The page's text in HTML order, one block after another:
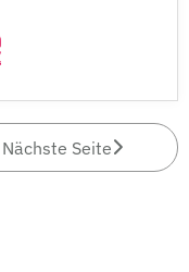
Nächste Seite